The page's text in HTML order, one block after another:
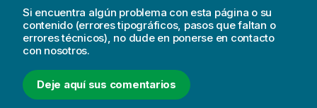
Si encuentra algún problema con esta página o su
contenido (errores tipográficos, pasos que faltan o
errores técnicos), no dude en ponerse en contacto
con nosotros.
Deje aquí sus comentarios